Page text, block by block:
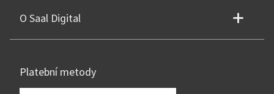
O Saal Digital
Platební metody